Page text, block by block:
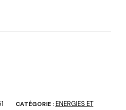
CATÉGORIE :ENERGIES ET